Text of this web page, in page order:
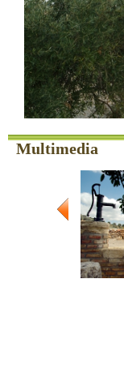
Multimedia